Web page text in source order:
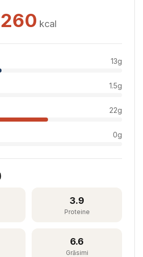
260 kcal
13g
1.5g
22g
0g
3.9
Proteine
6.6
Grăsimi